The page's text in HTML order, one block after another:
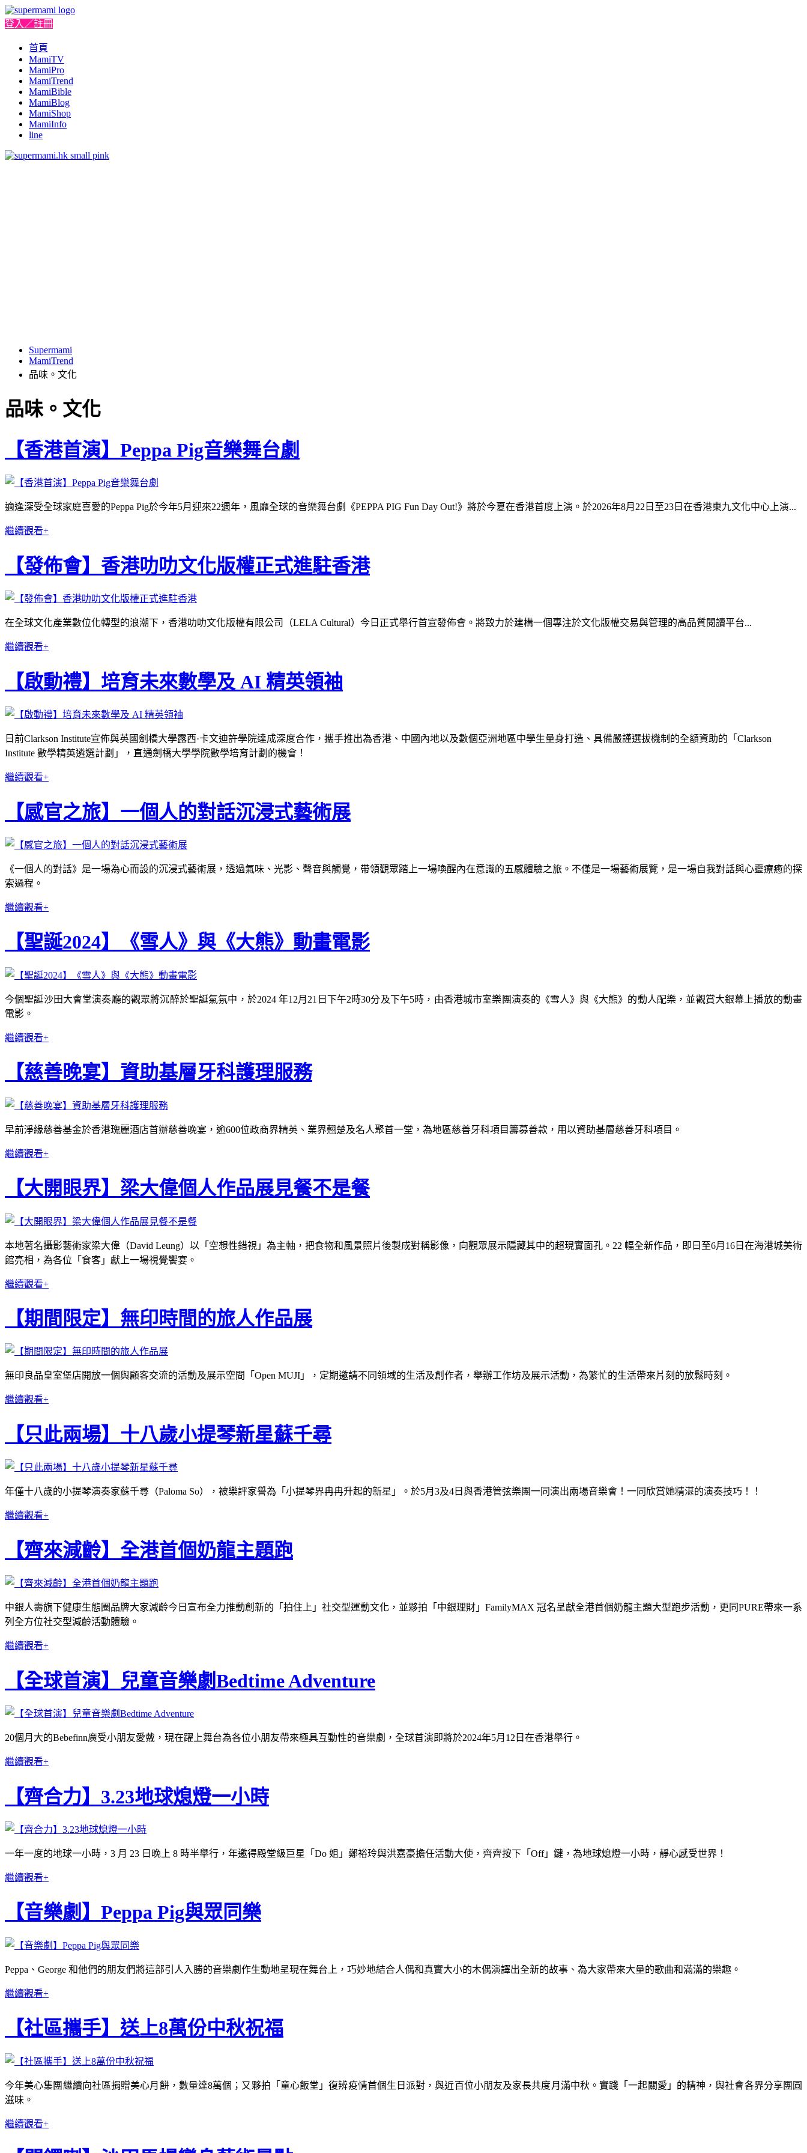
登入／註冊
首頁
MamiTV
MamiPro
MamiTrend
MamiBible
MamiBlog
MamiShop
MamiInfo
line
Supermami
MamiTrend
品味。文化
品味。文化
【香港首演】Peppa Pig音樂舞台劇
適逢深受全球家庭喜愛的Peppa Pig於今年5月迎來22週年，風靡全球的音樂舞台劇《PEPPA PIG Fun Day Out!》將於今夏在香港首度上演。於2026年8月22日至23日在香港東九文化中心上演...
繼續觀看+
【發佈會】香港叻叻文化版權正式進駐香港
在全球文化產業數位化轉型的浪潮下，香港叻叻文化版權有限公司（LELA Cultural）今日正式舉行首宣發佈會。將致力於建構一個專注於文化版權交易與管理的高品質閱讀平台...
繼續觀看+
【啟動禮】培育未來數學及 AI 精英領袖
日前Clarkson Institute宣佈與英國劍橋大學露西·卡文迪許學院達成深度合作，攜手推出為香港、中國內地以及數個亞洲地區中學生量身打造、具備嚴謹選拔機制的全額資助的「Clarkson
Institute 數學精英遴選計劃」，直通劍橋大學學院數學培育計劃的機會！
繼續觀看+
【感官之旅】一個人的對話沉浸式藝術展
《一個人的對話》是一場為心而設的沉浸式藝術展，透過氣味、光影、聲音與觸覺，帶領觀眾踏上一場喚醒內在意識的五感體驗之旅。不僅是一場藝術展覽，是一場自我對話與心靈療癒的探
索過程。
繼續觀看+
【聖誕2024】《雪人》與《大熊》動畫電影
今個聖誕沙田大會堂演奏廳的觀眾將沉醉於聖誕氣氛中，於2024 年12月21日下午2時30分及下午5時，由香港城市室樂團演奏的《雪人》與《大熊》的動人配樂，並觀賞大銀幕上播放的動畫
電影。
繼續觀看+
【慈善晚宴】資助基層牙科護理服務
早前淨緣慈善基金於香港瑰麗酒店首辦慈善晚宴，逾600位政商界精英、業界翹楚及名人聚首一堂，為地區慈善牙科項目籌募善款，用以資助基層慈善牙科項目。
繼續觀看+
【大開眼界】梁大偉個人作品展見餐不是餐
本地著名攝影藝術家梁大偉（David Leung）以「空想性錯視」為主軸，把食物和風景照片後製成對稱影像，向觀眾展示隱藏其中的超現實面孔。22 幅全新作品，即日至6月16日在海港城美術
館亮相，為各位「食客」獻上一場視覺饗宴。
繼續觀看+
【期間限定】無印時間的旅人作品展
無印良品皇室堡店開放一個與顧客交流的活動及展示空間「Open MUJI」，定期邀請不同領域的生活及創作者，舉辦工作坊及展示活動，為繁忙的生活帶來片刻的放鬆時刻。
繼續觀看+
【只此兩場】十八歲小提琴新星蘇千尋
年僅十八歲的小提琴演奏家蘇千尋（Paloma So），被樂評家譽為「小提琴界冉冉升起的新星」。於5月3及4日與香港管弦樂團一同演出兩場音樂會！一同欣賞她精湛的演奏技巧！！
繼續觀看+
【齊來減齡】全港首個奶龍主題跑
中銀人壽旗下健康生態圈品牌大家減齡今日宣布全力推動創新的「拍住上」社交型運動文化，並夥拍「中銀理財」FamilyMAX 冠名呈獻全港首個奶龍主題大型跑步活動，更同PURE帶來一系
列全方位社交型減齡活動體驗。
繼續觀看+
【全球首演】兒童音樂劇Bedtime Adventure
20個月大的Bebefinn廣受小朋友愛戴，現在躍上舞台為各位小朋友帶來極具互動性的音樂劇，全球首演即將於2024年5月12日在香港舉行。
繼續觀看+
【齊合力】3.23地球熄燈一小時
一年一度的地球一小時，3 月 23 日晚上 8 時半舉行，年邀得殿堂級巨星「Do 姐」鄭裕玲與洪嘉豪擔任活動大使，齊齊按下「Off」鍵，為地球熄燈一小時，靜心感受世界！
繼續觀看+
【音樂劇】Peppa Pig與眾同樂
Peppa、George 和他們的朋友們將這部引人入勝的音樂劇作生動地呈現在舞台上，巧妙地結合人偶和真實大小的木偶演譯出全新的故事、為大家帶來大量的歌曲和滿滿的樂趣。
繼續觀看+
【社區攜手】送上8萬份中秋祝福
今年美心集團繼續向社區捐贈美心月餅，數量達8萬個；又夥拍「童心飯堂」復辨疫情首個生日派對，與近百位小朋友及家長共度月滿中秋。實踐「一起關愛」的精神，與社會各界分享團圓
滋味。
繼續觀看+